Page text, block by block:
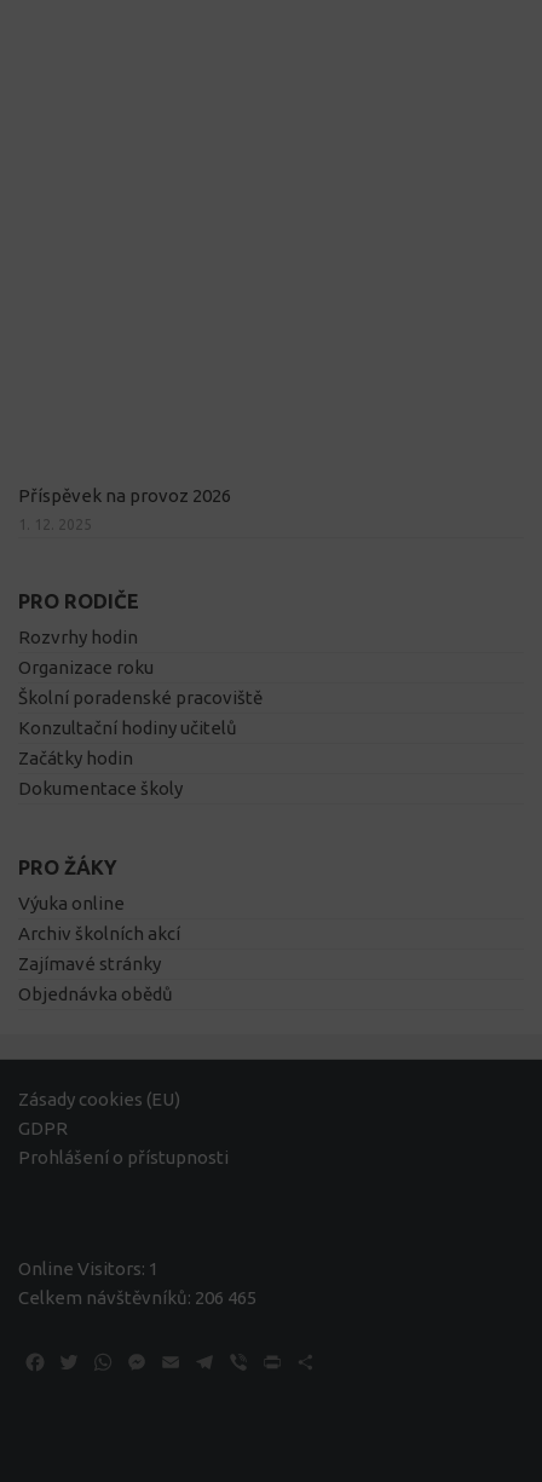
Příspěvek na provoz 2026
1. 12. 2025
PRO RODIČE
Rozvrhy hodin
Organizace roku
Školní poradenské pracoviště
Konzultační hodiny učitelů
Začátky hodin
Dokumentace školy
PRO ŽÁKY
Výuka online
Archiv školních akcí
Zajímavé stránky
Objednávka obědů
Zásady cookies (EU)
GDPR
Prohlášení o přístupnosti
Online Visitors: 1
Celkem návštěvníků: 206 465
Facebook
TwitterWhatsApp
Messenger
Email Telegram
Viber Print